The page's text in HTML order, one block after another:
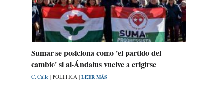
Sumar se posiciona como 'el partido del
cambio' si al-Ándalus vuelve a erigirse
C. Calle | POLÍTICA | LEER MÁS